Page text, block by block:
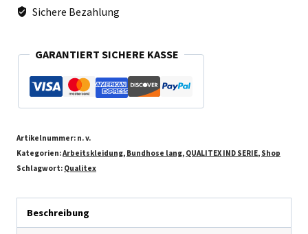
Sichere Bezahlung
GARANTIERT SICHERE KASSE
Artikelnummer: n. v.
Kategorien:Arbeitskleidung, Bundhose lang, QUALITEX IND SERIE, Shop
Schlagwort: Qualitex
Beschreibung